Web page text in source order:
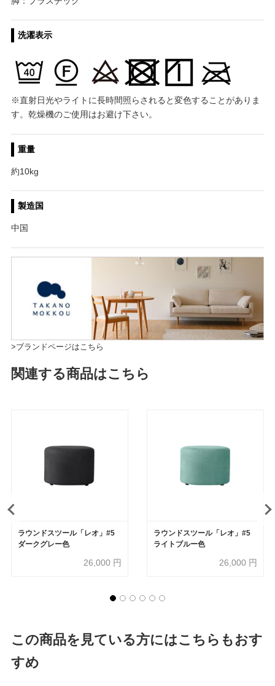
洗濯表示
※直射日光やライトに長時間照らされると変色することがありま
す。乾燥機のご使用はお避け下さい。
重量
約10kg
製造国
中国
>ブランドページはこちら
関連する商品はこちら
ラウンドスツール「レオ」#5
ダークグレー色
26,000 円
ラウンドスツール「レオ」#5
ライトブルー色
26,000 円
この商品を見ている方にはこちらもおす
すめ